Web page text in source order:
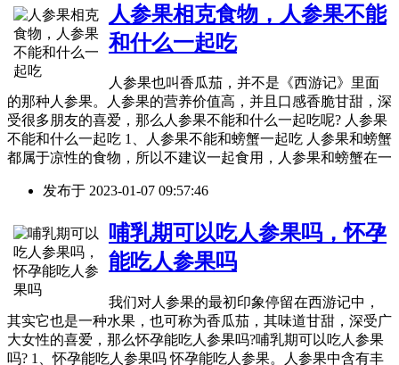
人参果相克食物，人参果不能
和什么一起吃
人参果也叫香瓜茄，并不是《西游记》里面
的那种人参果。人参果的营养价值高，并且口感香脆甘甜，深
受很多朋友的喜爱，那么人参果不能和什么一起吃呢? 人参果
不能和什么一起吃 1、人参果不能和螃蟹一起吃 人参果和螃蟹
都属于凉性的食物，所以不建议一起食用，人参果和螃蟹在一
发布于 2023-01-07 09:57:46
哺乳期可以吃人参果吗，怀孕
能吃人参果吗
我们对人参果的最初印象停留在西游记中，
其实它也是一种水果，也可称为香瓜茄，其味道甘甜，深受广
大女性的喜爱，那么怀孕能吃人参果吗?哺乳期可以吃人参果
吗? 1、怀孕能吃人参果吗 怀孕能吃人参果。人参果中含有丰